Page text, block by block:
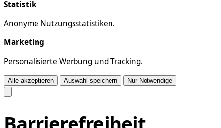
Statistik
Anonyme Nutzungsstatistiken.
Marketing
Personalisierte Werbung und Tracking.
Alle akzeptieren Auswahl speichern Nur Notwendige